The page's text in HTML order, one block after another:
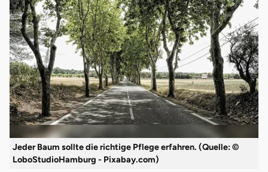
Jeder Baum sollte die richtige Pflege erfahren. (Quelle: ©
LoboStudioHamburg - Pixabay.com)